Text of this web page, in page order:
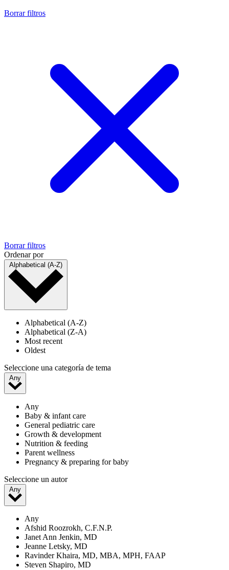
Borrar filtros
Borrar filtros
Ordenar por
Alphabetical (A-Z)
Alphabetical (A-Z)
Alphabetical (Z-A)
Most recent
Oldest
Seleccione una categoría de tema
Any
Any
Baby & infant care
General pediatric care
Growth & development
Nutrition & feeding
Parent wellness
Pregnancy & preparing for baby
Seleccione un autor
Any
Any
Afshid Roozrokh, C.F.N.P.
Janet Ann Jenkin, MD
Jeanne Letsky, MD
Ravinder Khaira, MD, MBA, MPH, FAAP
Steven Shapiro, MD